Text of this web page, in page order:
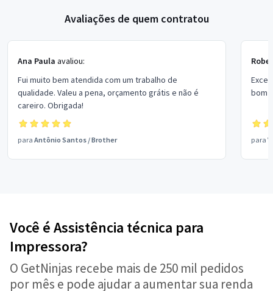
Avaliações de quem contratou
Ana Paula avaliou:
Fui muito bem atendida com um trabalho de
qualidade. Valeu a pena, orçamento grátis e não é
careiro. Obrigada!
para Antônio Santos /Brother
bom
para
Você é Assistência técnica para
Impressora?
O GetNinjas recebe mais de 250 mil pedidos
por mês e pode ajudar a aumentar sua renda